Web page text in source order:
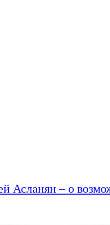
Асланян – о